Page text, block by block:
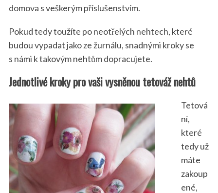
domova s veškerým příslušenstvím.
Pokud tedy toužíte po neotřelých nehtech, které
budou vypadat jako ze žurnálu, snadnými kroky se
s námi k takovým nehtům dopracujete.
Jednotlivé kroky pro vaši vysněnou tetováž nehtů
Tetová
ní,
které
tedy už
máte
zakoup
ené,